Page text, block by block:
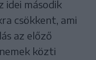
idei második
csökkent, ami
az előző
közti